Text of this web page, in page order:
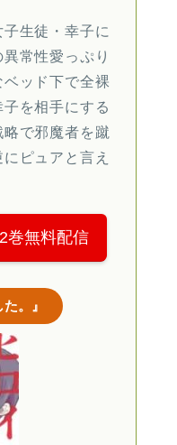
生徒・幸子に
常性愛っぷり
ッド下で全裸
を相手にする
略で邪魔者を蹴
ピュアと言え
2巻無料配信
。』